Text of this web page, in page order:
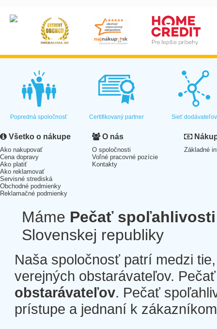
Popredná spoločnosť Certifikovaný partner Sieť dodávateľov
Všetko o nákupe
Ako nakupovať
Cena dopravy
Ako platiť
Ako reklamovať
Servisné strediská
Obchodné podmienky
Reklamačné podmienky
O nás
O spoločnosti
Voľné pracovné pozície
Kontakty
Základné
Máme Pečať spoľahlivosti
Slovenskej republiky
Naša spoločnosť patrí medzi
verejných obstarávateľov.
obstarávateľov. Pečať
prístupe a jednaní k